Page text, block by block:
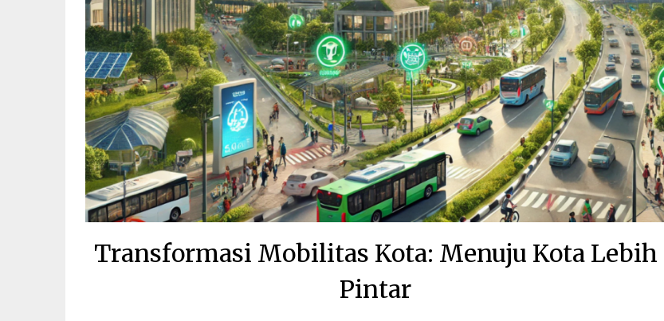
Transformasi Mobilitas Kota: Menuju Kota Lebih
Pintar